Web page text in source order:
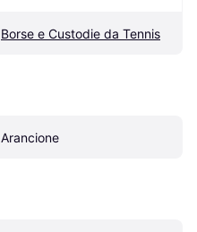
Borse e Custodie da Tennis
Arancione